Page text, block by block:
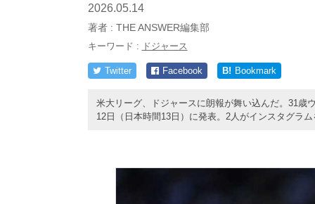
2026.05.14
著者 : THE ANSWER編集部
キーワード : ドジャース
Twitter Facebook B! Bookmark
米大リーグ、ドジャースに朗報が舞い込んだ。31歳
12日（日本時間13日）に発表。2人がインスタグラ